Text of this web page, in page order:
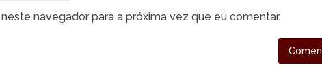
navegador para a próxima vez que eu comentar.